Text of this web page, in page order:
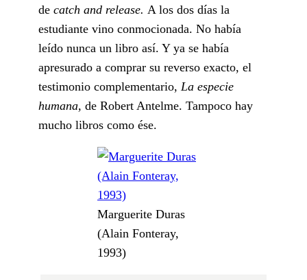
de catch and release. A los dos días la
estudiante vino conmocionada. No había
leído nunca un libro así. Y ya se había
apresurado a comprar su reverso exacto, el
testimonio complementario, La especie
humana, de Robert Antelme. Tampoco hay
mucho libros como ése.
Marguerite Duras
(Alain Fonteray,
1993)